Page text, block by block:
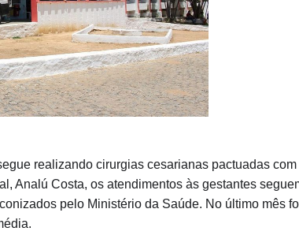
realizando cirurgias cesarianas pactuadas com
Analú Costa, os atendimentos às gestantes
pelo Ministério da Saúde. No último mês